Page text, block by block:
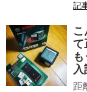
記
て
距